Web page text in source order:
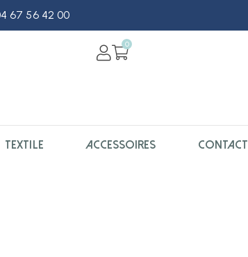
67 56 42 00
0
TEXTILE ACCESSOIRES CONTACT